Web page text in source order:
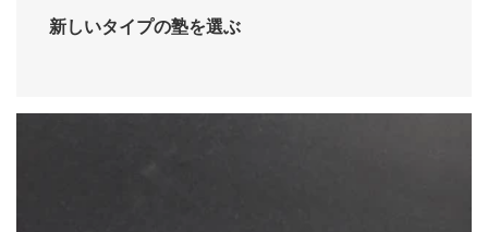
新しいタイプの塾を選ぶ